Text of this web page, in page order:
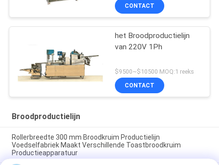
CONTACT
het Broodproductielijn
van 220V 1Ph
$9500~$10500 MOQ:1 reeks
CONTACT
Broodproductielijn
Rollerbreedte 300 mm Broodkruim Productielijn
Voedselfabriek Maakt Verschillende Toastbroodkruim
Productieapparatuur